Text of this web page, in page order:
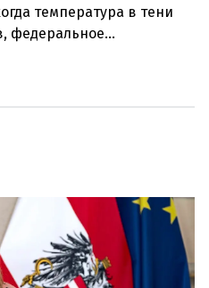
температура в тени
федеральное
помещений. В среду н